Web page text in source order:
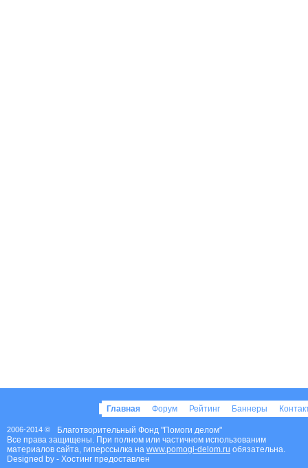
Главная Форум Рейтинг Баннеры
2006-2014 ©
Благотворительный Фонд "Помоги делом"
Все права защищены. При полном или частичном использованим
материалов сайта, гиперссылка на www.pomogi-delom.ru обязательна.
Designed by - Хостинг предоставлен